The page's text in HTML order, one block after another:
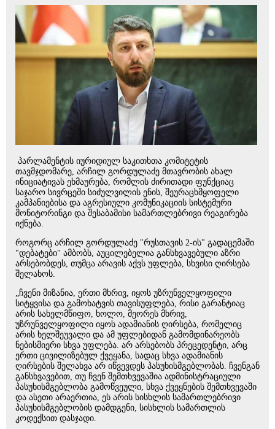
პარლამენტის იურიდიულ საკითხთა კომიტეტის
თავმჯდომარე, არჩილ გორდულაძე მთავრობის ახალ
ინიციატივას ეხმაურება, რომლის ძირითადი ფუნქციაც
საჯარო სივრცეში სიძულვილის ენის, შეურაცხმყოფელი
კამპანიებისა და აგრესიული კომუნიკაციის სისტემური
მონიტორინგი და შესაბამისი სამართლებრივი რეაგირება
იქნება.
როგორც არჩილ გორდულაძე "რუსთავის 2-ის" გადაცემაში
"დებატები" ამბობს, აუცილებელია განსხვავებული აზრი
არსებობდეს, თუმცა არავის აქვს უფლება, სხვისი ღირსება
შელახოს.
„ჩვენი მიზანია, ერთი მხრივ, იყოს უზრუნველყოფილი
სიტყვისა და გამოხატვის თავისუფლება, რისი გარანტიაც
არის სახელმწიფო, ხოლო, მეორეს მხრივ,
უზრუნველყოფილი იყოს ადამიანის ღირსება, რომელიც
არის ხელშეუვალი და ამ უფლებიდან გამომდინარეობს
ნებისმიერი სხვა უფლება. არ არსებობს პრეცედენტი, არც
ერთი ცივილიზებულ ქვეყანა, სადაც სხვა ადამიანის
ღირსების შელახვა არ იწვევდეს პასუხისმგებლობას. ჩვენგან
განსხვავებით, თუ ჩვენ შემთხვევაშია ადმინისტრაციული
პასუხისმგებლობა გამოწვეული, სხვა ქვეყნების შემთხვევაში
და ასეთი არაერთია, ეს არის სისხლის სამართლებრივი
პასუხისმგებლობის დამდგენი, სისხლის სამართლის
კოდექსით დასჯადი.